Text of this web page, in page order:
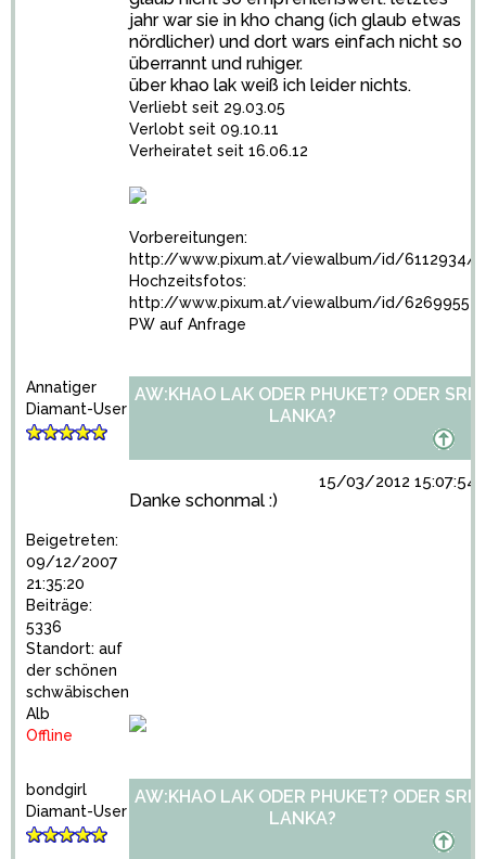
jahr war sie in kho chang (ich glaub etwas
nördlicher) und dort wars einfach nicht so
überrannt und ruhiger.
über khao lak weiß ich leider nichts.
Verliebt seit 29.03.05
Verlobt seit 09.10.11
Verheiratet seit 16.06.12
Vorbereitungen:
http://www.pixum.at/viewalbum/id/6112934/
Hochzeitsfotos:
http://www.pixum.at/viewalbum/id/6269955
PW auf Anfrage
Annatiger
Diamant-User
Beigetreten:
09/12/2007
21:35:20
Beiträge:
5336
Standort: auf
der schönen
schwäbischen
Alb
Offline
AW:KHAO LAK ODER PHUKET? ODER SRI
LANKA?
15/03/2012 15:07:54
Danke schonmal :)
bondgirl
Diamant-User
AW:KHAO LAK ODER PHUKET? ODER SRI
LANKA?